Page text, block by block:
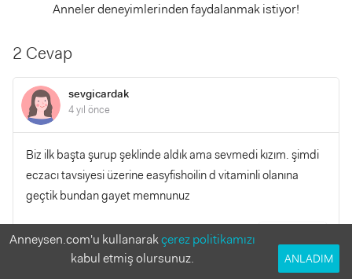
Anneler deneyimlerinden faydalanmak istiyor!
2 Cevap
sevgicardak
4 yıl önce
Biz ilk başta şurup şeklinde aldık ama sevmedi kızım. şimdi
eczacı tavsiyesi üzerine easyfishoilin d vitaminli olanına
geçtik bundan gayet memnunuz
0 0
Anneysen.com'u kullanarakçerez politikamızı
kabul etmiş olursunuz.
ANLADIM